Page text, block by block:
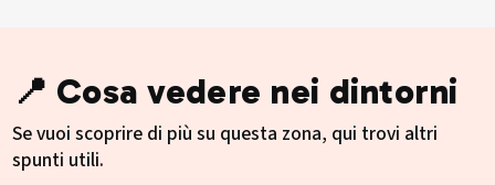
📍 Cosa vedere nei dintorni
Se vuoi scoprire di più su questa zona, qui trovi altri
spunti utili.